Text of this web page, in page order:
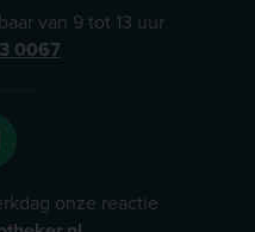
van 9 tot 13 uur
0067
onze reactie